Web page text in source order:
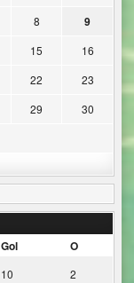
8 9
15
16
22
23
29
30
Gol O
10 2